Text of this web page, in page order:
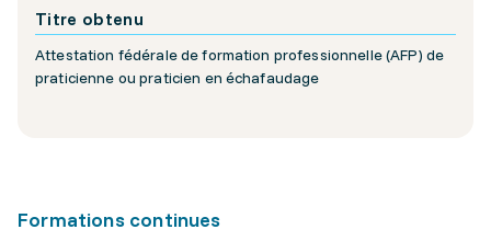
Titre obtenu
Attestation fédérale de formation professionnelle (AFP) de
praticienne ou praticien en échafaudage
Formations continues